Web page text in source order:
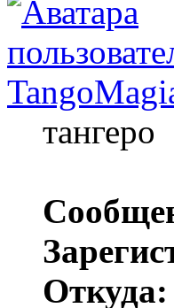
тангеро
Откуда: